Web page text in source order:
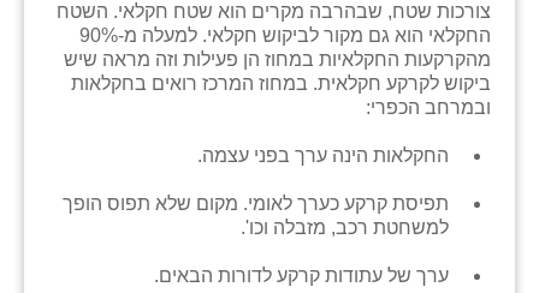
צורכות שטח, שבהרבה מקרים הוא שטח חקלאי. השטח
החקלאי הוא גם מקור לביקוש חקלאי. למעלה מ-90%
מהקרקעות החקלאיות במחוז הן פעילות וזה מראה שיש
ביקוש לקרקע חקלאית. במחוז המרכז רואים בחקלאות
ובמרחב הכפרי:
החקלאות הינה ערך בפני עצמה.
תפיסת קרקע כערך לאומי. מקום שלא תפוס הופך
למשחטת רכב, מזבלה וכו'.
ערך של עתודות קרקע לדורות הבאים.
שדה צבי
שדמה
שכניה
תלמי יוסף
בוסתן הגליל